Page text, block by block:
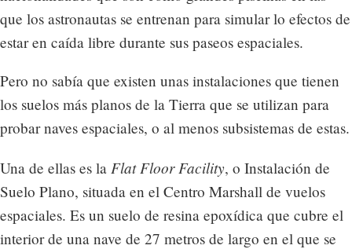
que los astronautas se entrenan para simular lo efectos de
estar en caída libre durante sus paseos espaciales.
Pero no sabía que existen unas instalaciones que tienen
los suelos más planos de la Tierra que se utilizan para
probar naves espaciales, o al menos subsistemas de estas.
Una de ellas es la Flat Floor Facility, o Instalación de
Suelo Plano, situada en el Centro Marshall de vuelos
espaciales. Es un suelo de resina epoxídica que cubre el
interior de una nave de 27 metros de largo en el que se